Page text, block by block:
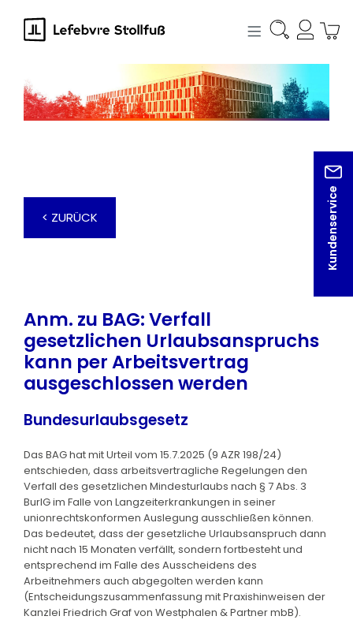
springen
Kundenservice
< ZURÜCK
Anm. zu BAG: Verfall
gesetzlichen Urlaubsanspruchs
kann per Arbeitsvertrag
ausgeschlossen werden
Bundesurlaubsgesetz
Das BAG hat mit Urteil vom 15.7.2025 (9 AZR 198/24)
entschieden, dass arbeitsvertragliche Regelungen den
Verfall des gesetzlichen Mindesturlaubs nach § 7 Abs. 3
BurlG im Falle von Langzeiterkrankungen in seiner
unionrechtskonformen Auslegung ausschließen können.
Das bedeutet, dass der gesetzliche Urlaubsanspruch dann
nicht nach 15 Monaten verfällt, sondern fortbesteht und
entsprechend im Falle des Ausscheidens des
Arbeitnehmers auch abgegolten werden kann
(Entscheidungszusammenfassung mit Praxishinweisen der
Kanzlei Friedrich Graf von Westphalen & Partner mbB).